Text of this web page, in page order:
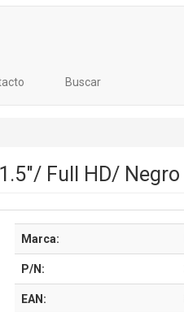
Buscar
Full HD/ Negro
Marca:
P/N:
EAN: